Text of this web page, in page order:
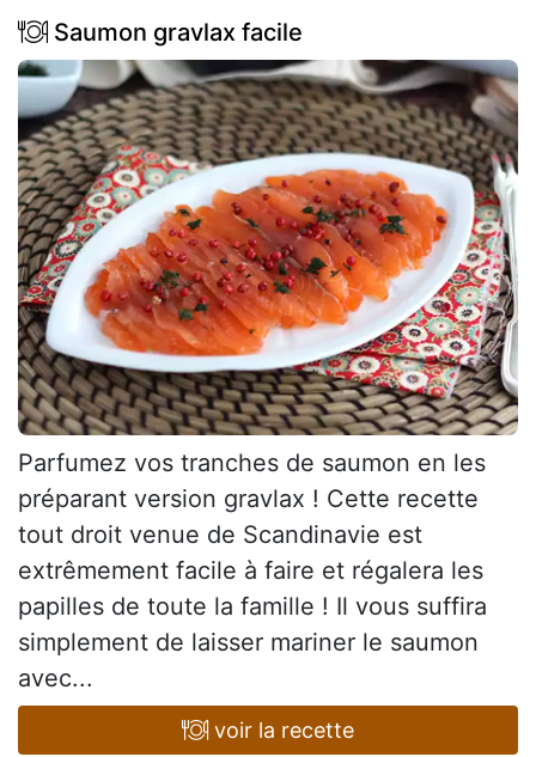
Saumon gravlax facile
Parfumez vos tranches de saumon en les
préparant version gravlax ! Cette recette
tout droit venue de Scandinavie est
extrêmement facile à faire et régalera les
papilles de toute la famille ! Il vous suffira
simplement de laisser mariner le saumon
avec...
voir la recette